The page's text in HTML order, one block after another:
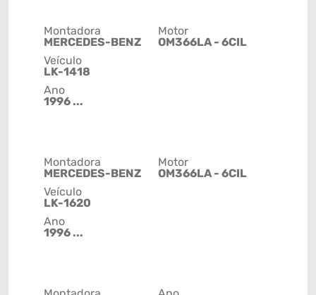
Montadora
MERCEDES-BENZ
Veículo
LK-1418
Ano
1996 ...
Motor
OM366LA - 6CIL
Montadora
MERCEDES-BENZ
Veículo
LK-1620
Ano
1996 ...
Motor
OM366LA - 6CIL